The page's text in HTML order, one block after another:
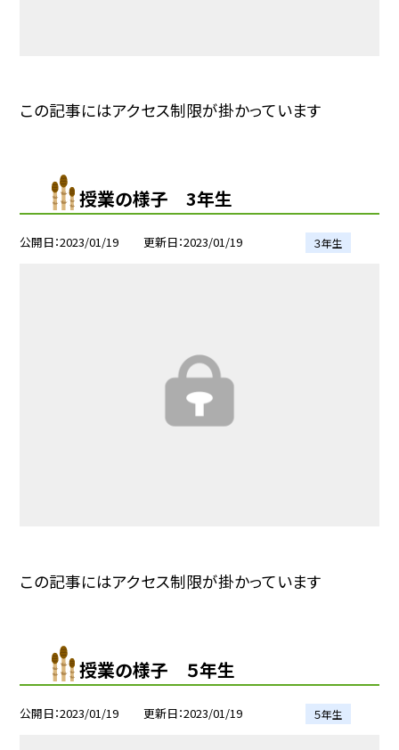
この記事にはアクセス制限が掛かっています
授業の様子 3年生
公開日 2023/01/19 更新日 2023/01/19 ３年生
この記事にはアクセス制限が掛かっています
授業の様子 ５年生
公開日 2023/01/19 更新日 2023/01/19 ５年生